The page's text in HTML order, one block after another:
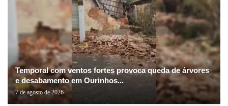
Temporal com ventos fortes provoca queda de árvores
e desabamento em Ourinhos...
7 de agosto de 2026